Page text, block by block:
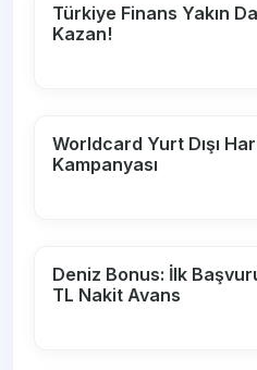
Türkiye Finans Yakın
Kazan!
Worldcard Yurt Dışı
Kampanyası
Deniz Bonus: İlk
TL Nakit Avans